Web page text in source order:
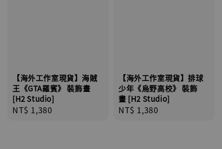
【海外工作室現貨】海賊
王《GTA羅賓》 裝飾畫
[H2 Studio]
Regular
NT$ 1,380
【海外工作室現貨】排球
少年《烏野高校》 裝飾
畫 [H2 Studio]
Regular
NT$ 1,380